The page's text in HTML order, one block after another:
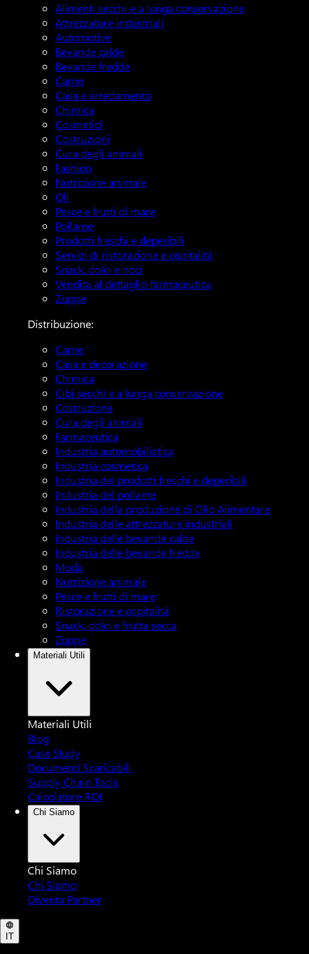
Alimenti secchi e a lunga conservazione
Attrezzature industriali
Automotive
Bevande calde
Bevande fredde
Carne
Casa e arredamento
Chimica
Cosmetici
Costruzioni
Cura degli animali
Fashion
Nutrizione animale
Oli
Pesce e frutti di mare
Pollame
Prodotti freschi e deperibili
Servizi di ristorazione e ospitalità
Snack, dolci e noci
Vendita al dettaglio farmaceutica
Zuppe
Distribuzione:
Carne
Casa e decorazione
Chimica
Cibi secchi e a lunga conservazione
Costruzione
Cura degli animali
Farmaceutica
Industria automobilistica
Industria cosmetica
Industria dei prodotti freschi e deperibili
Industria del pollame
Industria della produzione di Olio Alimentare
Industria delle attrezzature industriali
Industria delle bevande calde
Industria delle bevande fredde
Moda
Nutrizione animale
Pesce e frutti di mare
Ristorazione e ospitalità
Snack, dolci e frutta secca
Zuppe
Materiali Utili
Materiali Utili
Blog
Case Study
Documenti Scaricabili
Supply Chain Tools
Calcolatore ROI
Chi Siamo
Chi Siamo
Chi Siamo
Diventa Partner
IT